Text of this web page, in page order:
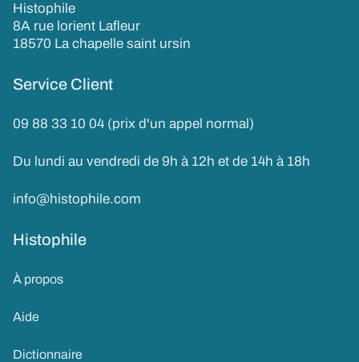
Histophile
8A rue lorient Lafleur
18570 La chapelle saint ursin
Service Client
09 88 33 10 04 (prix d'un appel normal)
Du lundi au vendredi de 9h à 12h et de 14h à 18h
info@histophile.com
Histophile
À propos
Aide
Dictionnaire